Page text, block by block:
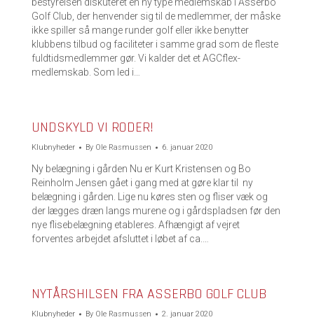
Golf Club, der henvender sig til de medlemmer, der måske
ikke spiller så mange runder golf eller ikke benytter
klubbens tilbud og faciliteter i samme grad som de fleste
fuldtidsmedlemmer gør. Vi kalder det et AGCflex-
medlemskab. Som led i…
UNDSKYLD VI RODER!
Klubnyheder By Ole Rasmussen 6. januar 2020
Ny belægning i gården Nu er Kurt Kristensen og Bo
Reinholm Jensen gået i gang med at gøre klar til ny
belægning i gården. Lige nu køres sten og fliser væk og
der lægges dræn langs murene og i gårdspladsen før den
nye flisebelægning etableres. Afhængigt af vejret
forventes arbejdet afsluttet i løbet af ca.…
NYTÅRSHILSEN FRA ASSERBO GOLF CLUB
Klubnyheder By Ole Rasmussen 2. januar 2020